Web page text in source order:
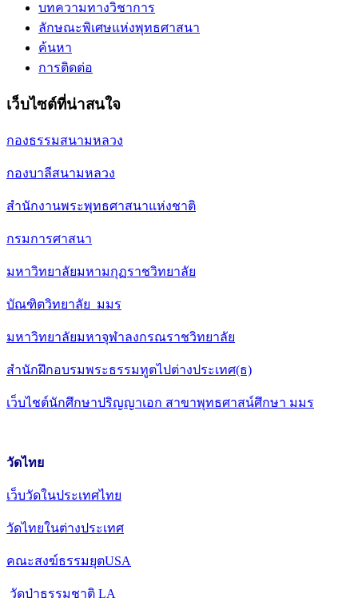
บทความทางวิชาการ
ลักษณะพิเศษแห่งพุทธศาสนา
ค้นหา
การติดต่อ
เว็บไซต์ที่น่าสนใจ
กองธรรมสนามหลวง
กองบาลีสนามหลวง
สำนักงานพระพุทธศาสนาแห่งชาติ
กรมการศาสนา
มหาวิทยาลัยมหามกุฏราชวิทยาลัย
บัณฑิตวิทยาลัย มมร
มหาวิทยาลัยมหาจุฬาลงกรณราชวิทยาลัย
สำนักฝึกอบรมพระธรรมทูตไปต่างประเทศ(ธ)
เว็บไชต์นักศึกษาปริญญาเอก สาขาพุทธศาสน์ศึกษา มมร
วัดไทย
เว็บวัดในประเทศไทย
วัดไทยในต่างประเทศ
คณะสงฆ์ธรรมยุตUSA
วัดป่าธรรมชาติ LA